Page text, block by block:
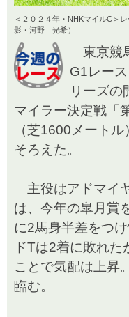
＜２０２４年・NHKマイルC＞
影・河野 光希）
東京競
G1レー
リーズの
マイラー決定戦「
（芝1600メート
そろえた。
主役はアドマイ
は、今年の皐月賞
に2馬身半差をつ
ドTは2着に敗れ
ことで気配は上昇
臨む。